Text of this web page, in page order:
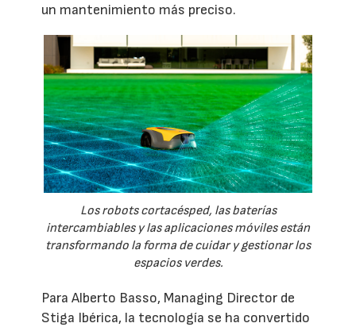
un mantenimiento más preciso.
Los robots cortacésped, las baterías
intercambiables y las aplicaciones móviles están
transformando la forma de cuidar y gestionar los
espacios verdes.
Para Alberto Basso, Managing Director de
Stiga Ibérica, la tecnología se ha convertido